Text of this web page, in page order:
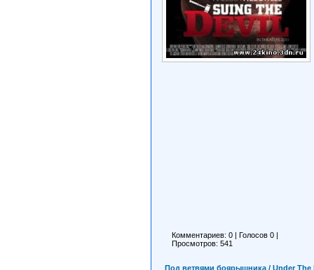
Комментариев: 0 | Голосов 0 |
Просмотров: 541
Под ветвями боярышника / Under The